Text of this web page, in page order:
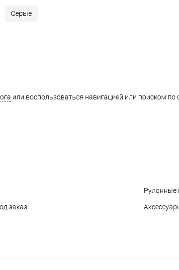
Серые
или воспользоваться навигацией или поиском по
Рулонные
заказ